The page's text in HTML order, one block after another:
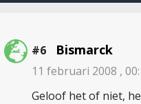
#6 Bismarck
11 februari 2008 ,
Geloof het of niet,